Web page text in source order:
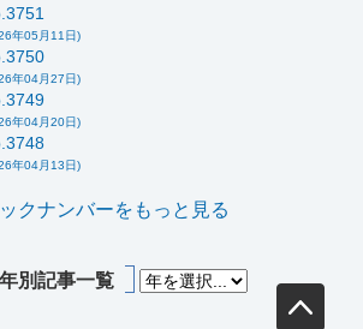
年05月11日)
年04月27日)
年04月20日)
年04月13日)
クナンバーをもっと見る
年別記事一覧